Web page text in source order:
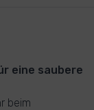
eine saubere
beim